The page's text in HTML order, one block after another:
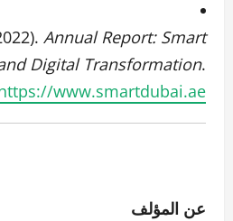
Annual Report: Smart
Digital Transformation.
www.smartdubai.ae
عن المؤلف